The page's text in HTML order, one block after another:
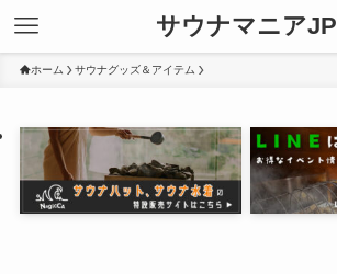
サウナマニアJP
ホーム サウナグッズ＆アイテム